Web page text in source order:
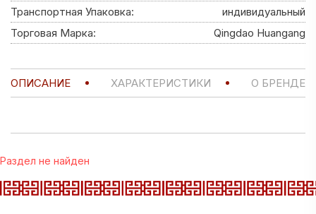
Транспортная Упаковка:
индивидуальный
Торговая Марка:
Qingdao Huangang
ОПИСАНИЕ ХАРАКТЕРИСТИКИ О БРЕНДЕ
Раздел не найден